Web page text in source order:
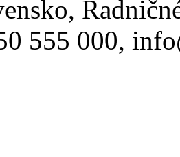
555 000,